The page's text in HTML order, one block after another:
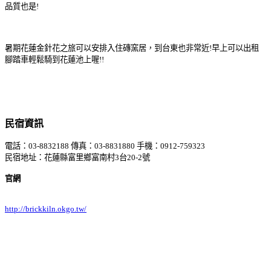
品質也是!
暑期花蓮金針花之旅可以安排入住磚窯居，到台東也非常近!早上可以出租
腳踏車輕鬆騎到花蓮池上喔!!
民宿資訊
電話：03-8832188 傳真：03-8831880 手機：0912-759323
民宿地址：花蓮縣富里鄉富南村3台20-2號
官網
http://brickkiln.okgo.tw/